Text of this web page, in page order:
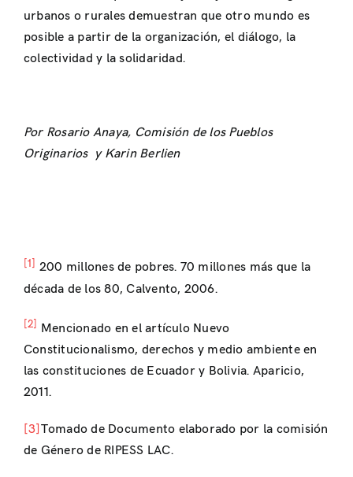
urbanos o rurales demuestran que otro mundo es
posible a partir de la organización, el diálogo, la
colectividad y la solidaridad.
Por Rosario Anaya, Comisión de los Pueblos
Originarios y Karin Berlien
[1] 200 millones de pobres. 70 millones más que la
década de los 80, Calvento, 2006.
[2] Mencionado en el artículo Nuevo
Constitucionalismo, derechos y medio ambiente en
las constituciones de Ecuador y Bolivia. Aparicio,
2011.
[3] Tomado de Documento elaborado por la comisión
de Género de RIPESS LAC.